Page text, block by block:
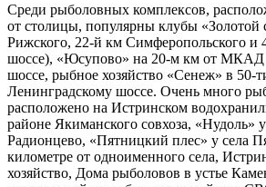
Среди рыболовных комплексов,
от столицы, популярны клубы «Золотой
Рижского, 22-й км Симферопольского и
шоссе), «Юсупово» на 20-м км от
шоссе, рыбное хозяйство «Сенеж» в
Ленинградскому шоссе. Очень много
расположено на Истринском
районе Якиманского совхоза, «Нудоль»
Радионцево, «Пятницкий плес» у села
километре от одноименного села,
хозяйство, Дома рыболовов в устье